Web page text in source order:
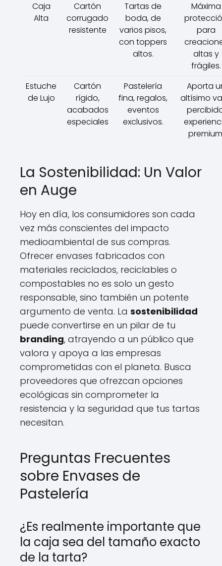
Caja
Alta
Cartón
corrugado
resistente
Tartas de
boda, de
varios pisos,
con toppers
altos.
Máxima
para
altas y
frágiles.
Estuche
de Lujo
Cartón
rígido,
acabados
especiales
Pastelería
fina, regalos,
eventos
exclusivos.
Aporta
altísimo
La Sostenibilidad: Un Valor
en Auge
Hoy en día, los consumidores son cada
vez más conscientes del impacto
medioambiental de sus compras.
Ofrecer envases fabricados con
materiales reciclados, reciclables o
compostables no es solo un gesto
responsable, sino también un potente
argumento de venta. La sostenibilidad
puede convertirse en un pilar de tu
branding, atrayendo a un público que
valora y apoya a las empresas
comprometidas con el planeta. Busca
proveedores que ofrezcan opciones
ecológicas sin comprometer la
resistencia y la seguridad que tus tartas
necesitan.
Preguntas Frecuentes
sobre Envases de
Pastelería
¿Es realmente importante que
la caja sea del tamaño exacto
de la tarta?